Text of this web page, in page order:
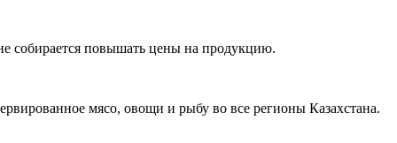
собирается повышать цены на продукцию.
мясо, овощи и рыбу во все регионы Казахстана.